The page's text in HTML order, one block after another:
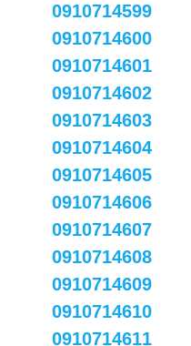
0910714599
0910714600
0910714601
0910714602
0910714603
0910714604
0910714605
0910714606
0910714607
0910714608
0910714609
0910714610
0910714611